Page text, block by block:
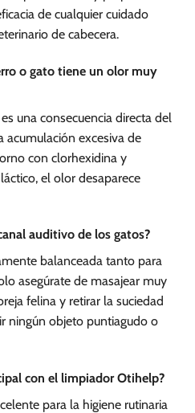
de cualquier cuidado
de cabecera.
o gato tiene un olor muy
una consecuencia directa del
acumulación excesiva de
con clorhexidina y
el olor desaparece
auditivo de los gatos?
balanceada tanto para
asegúrate de masajear muy
felina y retirar la suciedad
ningún objeto puntiagudo o
con el limpiador Otihelp?
para la higiene rutinaria